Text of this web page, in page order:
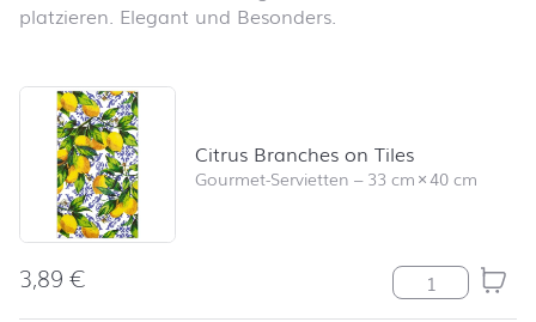
platzieren. Elegant und Besonders.
Produktliste überspringen und zum Filter springen
Citrus Branches on Tiles
Gourmet-Servietten –33 cm×40 cm
3,89€ Citrus